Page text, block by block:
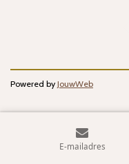
Powered by JouwWeb
E-mailadres